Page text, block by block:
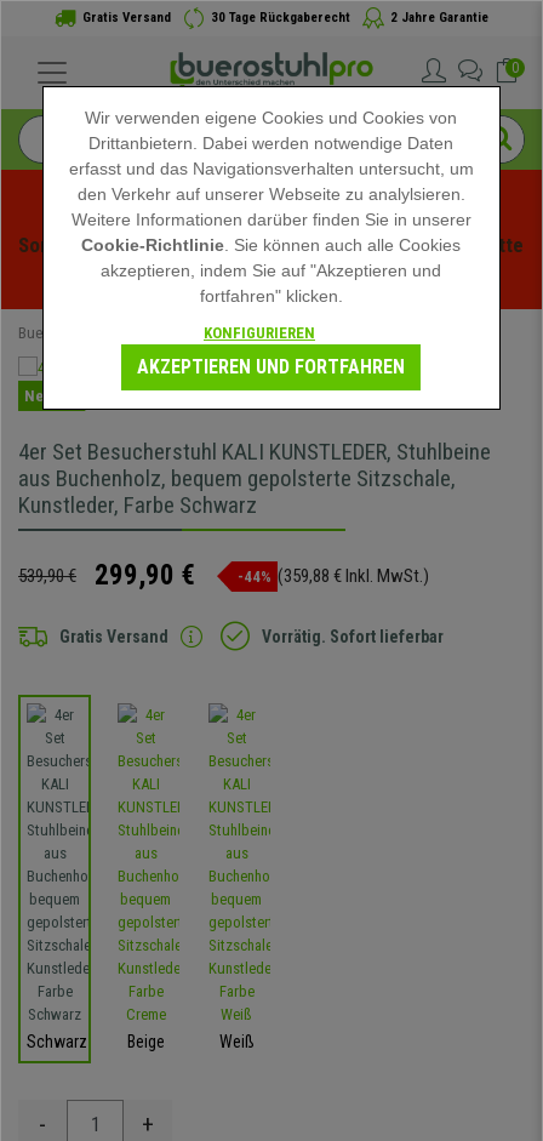
Gratis Versand 30 Tage Rückgaberecht 2 Jahre Garantie
0
Sommerschlussverauf bei buerstuhlpro! Exklusive Rabatte
für kurze Zeit - Aktion ansehen -
Buerostuhlpro Konferenzstühle
Neuheit
4er Set Besucherstuhl KALI KUNSTLEDER, Stuhlbeine
aus Buchenholz, bequem gepolsterte Sitzschale,
Kunstleder, Farbe Schwarz
539,90 € 299,90 € -44% (359,88 € Inkl. MwSt.)
Gratis Versand Vorrätig. Sofort lieferbar
Schwarz Beige Weiß
- +
Wir verwenden eigene Cookies und Cookies von
Drittanbietern. Dabei werden notwendige Daten
erfasst und das Navigationsverhalten untersucht, um
den Verkehr auf unserer Webseite zu analylsieren.
Weitere Informationen darüber finden Sie in unserer
Cookie-Richtlinie . Sie können auch alle Cookies
akzeptieren, indem Sie auf "Akzeptieren und
fortfahren" klicken.
KONFIGURIEREN
AKZEPTIEREN UND FORTFAHREN